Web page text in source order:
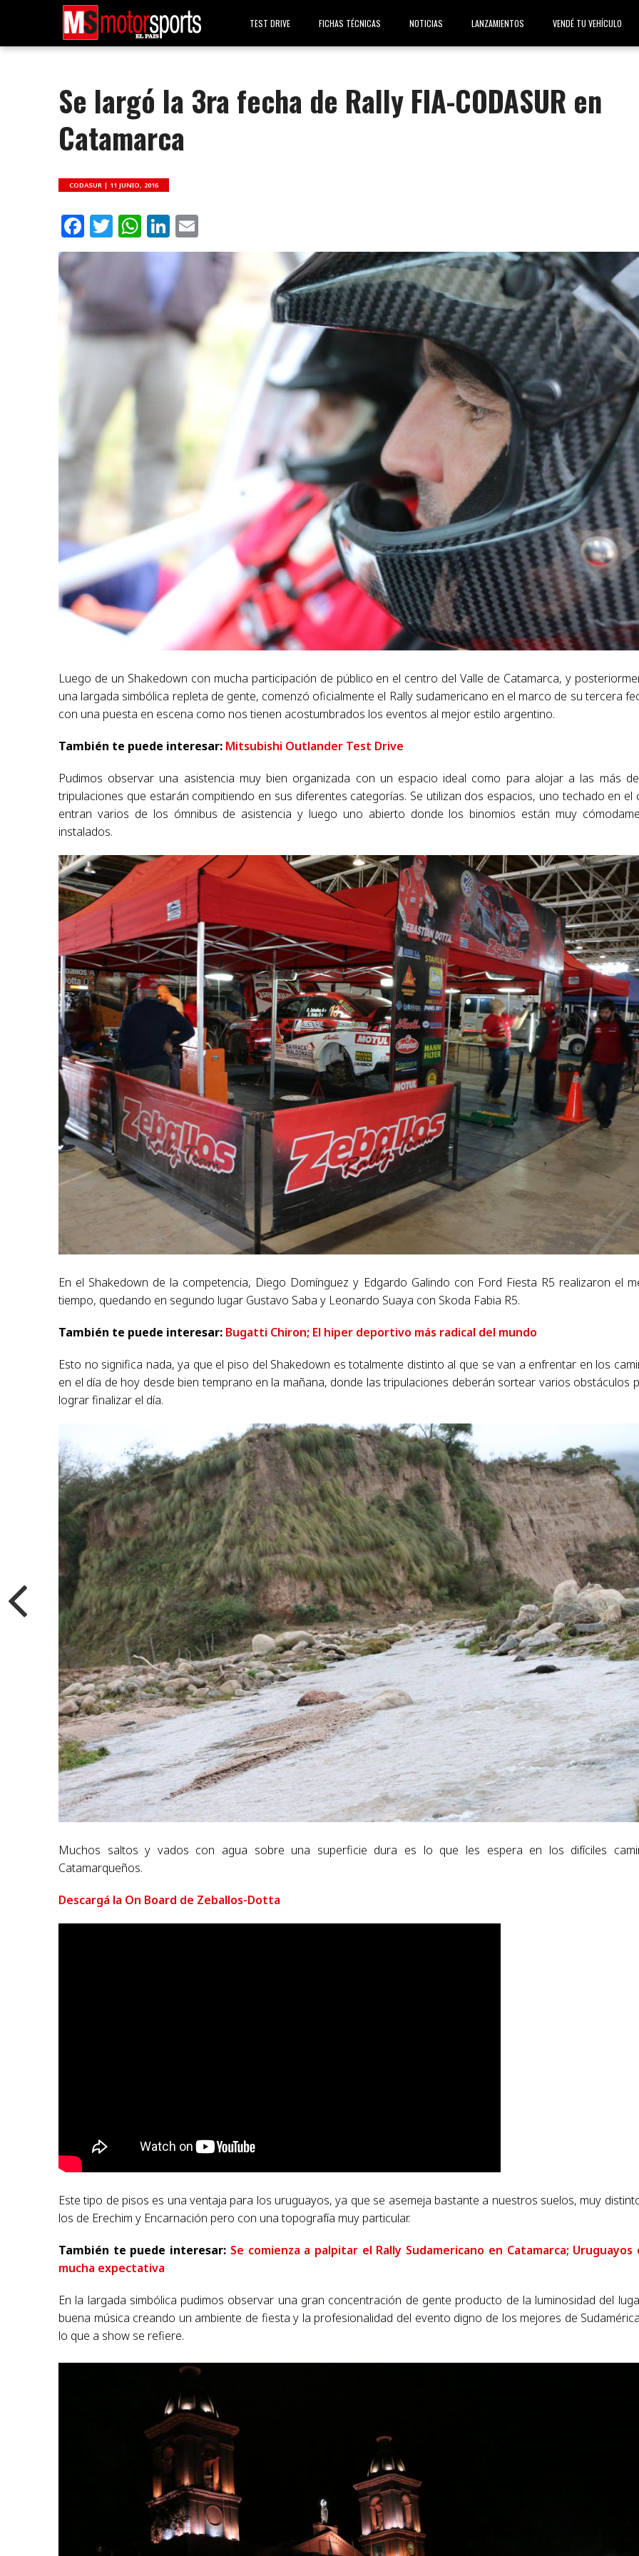
TEST DRIVE FICHAS TÉCNICAS NOTICIAS LANZAMIENTOS VENDÉ TU VEHÍCULO
Se largó la 3ra fecha de Rally FIA-CODASUR en
Catamarca
CODASUR | 11 JUNIO, 2016
Facebook
Twitter
WhatsApp
LinkedIn
Luego de un Shakedown con mucha participación de público en el centro del Valle de Catamarca, y
una largada simbólica repleta de gente, comenzó oficialmente el Rally sudamericano en el marco de su tercera
con una puesta en escena como nos tienen acostumbrados los eventos al mejor estilo argentino.
También te puede interesar: Mitsubishi Outlander Test Drive
Pudimos observar una asistencia muy bien organizada con un espacio ideal como para alojar a las más
tripulaciones que estarán compitiendo en sus diferentes categorías. Se utilizan dos espacios, uno techado en el
entran varios de los ómnibus de asistencia y luego uno abierto donde los binomios están muy
instalados.
En el Shakedown de la competencia, Diego Domínguez y Edgardo Galindo con Ford Fiesta R5 realizaron el
tiempo, quedando en segundo lugar Gustavo Saba y Leonardo Suaya con Skoda Fabia R5.
También te puede interesar: Bugatti Chiron; El hiper deportivo más radical del mundo
Esto no significa nada, ya que el piso del Shakedown es totalmente distinto al que se van a enfrentar en los
en el día de hoy desde bien temprano en la mañana, donde las tripulaciones deberán sortear varios obstáculos
lograr finalizar el día.
Muchos saltos y vados con agua sobre una superficie dura es lo que les espera en los difíciles
Catamarqueños.
Descargá la On Board de Zeballos-Dotta
Este tipo de pisos es una ventaja para los uruguayos, ya que se asemeja bastante a nuestros suelos, muy
los de Erechim y Encarnación pero con una topografía muy particular.
También te puede interesar: Se comienza a palpitar el Rally Sudamericano en Catamarca; Uruguayos
mucha expectativa
En la largada simbólica pudimos observar una gran concentración de gente producto de la luminosidad del
buena música creando un ambiente de fiesta y la profesionalidad del evento digno de los mejores de
lo que a show se refiere.